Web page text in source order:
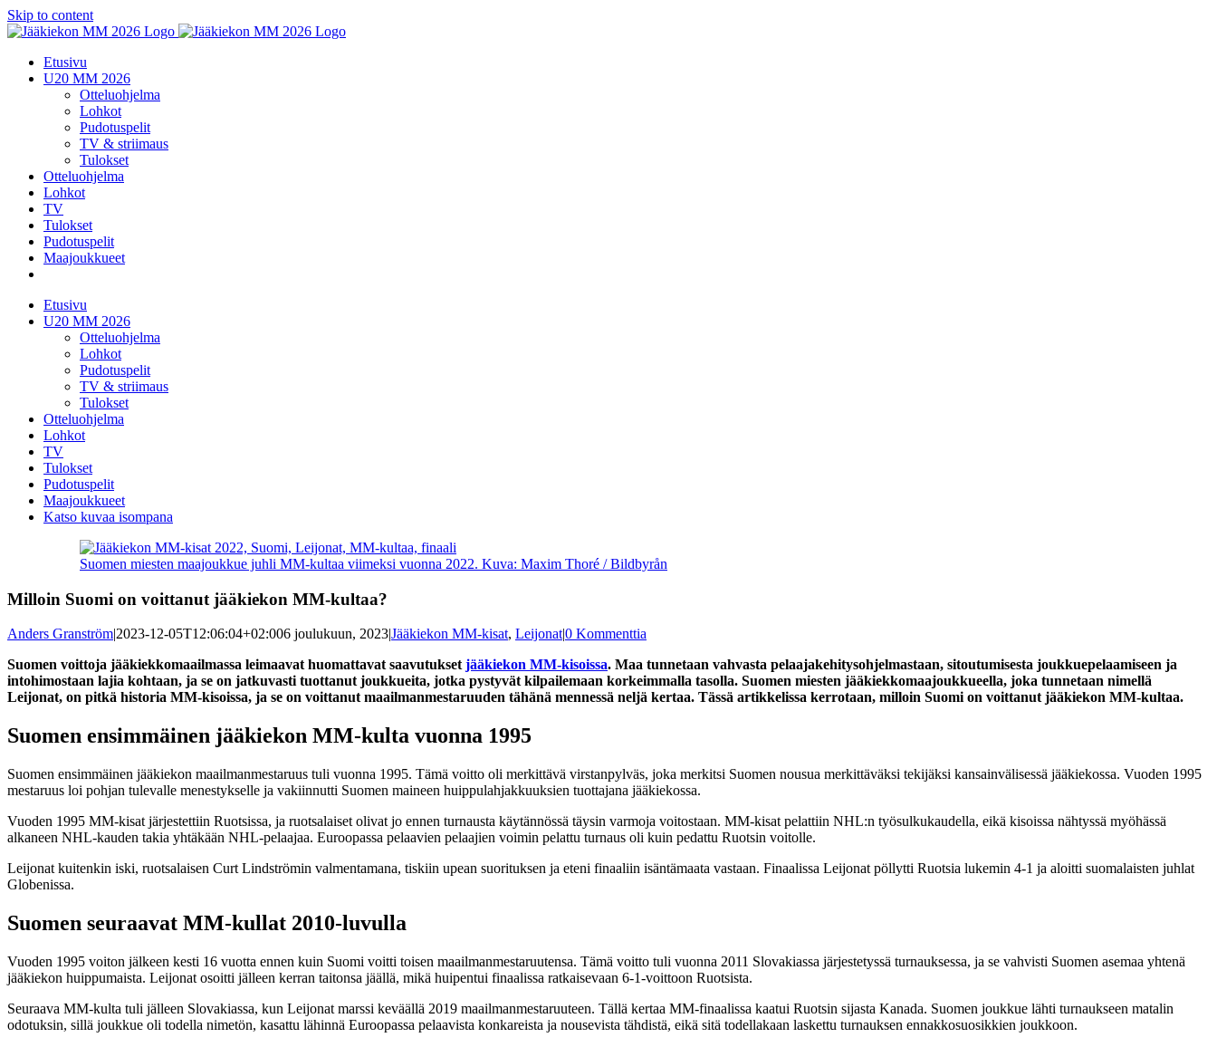
Skip to content
Etusivu
U20 MM 2026
Otteluohjelma
Lohkot
Pudotuspelit
TV & striimaus
Tulokset
Otteluohjelma
Lohkot
TV
Tulokset
Pudotuspelit
Maajoukkueet
Etusivu
U20 MM 2026
Otteluohjelma
Lohkot
Pudotuspelit
TV & striimaus
Tulokset
Otteluohjelma
Lohkot
TV
Tulokset
Pudotuspelit
Maajoukkueet
Katso kuvaa isompana
Suomen miesten maajoukkue juhli MM-kultaa viimeksi vuonna 2022. Kuva: Maxim Thoré / Bildbyrån
Milloin Suomi on voittanut jääkiekon MM-kultaa?
Anders Granström|2023-12-05T12:06:04+02:006 joulukuun, 2023|Jääkiekon MM-kisat, Leijonat|0 Kommenttia
Suomen voittoja jääkiekkomaailmassa leimaavat huomattavat saavutuksetjääkiekon MM-kisoissa. Maa tunnetaan vahvasta pelaajakehitysohjelmastaan, sitoutumisesta joukkuepelaamiseen ja
intohimostaan lajia kohtaan, ja se on jatkuvasti tuottanut joukkueita, jotka pystyvät kilpailemaan korkeimmalla tasolla. Suomen miesten jääkiekkomaajoukkueella, joka tunnetaan nimellä
Leijonat, on pitkä historia MM-kisoissa, ja se on voittanut maailmanmestaruuden tähänä mennessä neljä kertaa. Tässä artikkelissa kerrotaan, milloin Suomi on voittanut jääkiekon MM-kultaa.
Suomen ensimmäinen jääkiekon MM-kulta vuonna 1995
Suomen ensimmäinen jääkiekon maailmanmestaruus tuli vuonna 1995. Tämä voitto oli merkittävä virstanpylväs, joka merkitsi Suomen nousua merkittäväksi tekijäksi kansainvälisessä jääkiekossa. Vuoden 1995
mestaruus loi pohjan tulevalle menestykselle ja vakiinnutti Suomen maineen huippulahjakkuuksien tuottajana jääkiekossa.
Vuoden 1995 MM-kisat järjestettiin Ruotsissa, ja ruotsalaiset olivat jo ennen turnausta käytännössä täysin varmoja voitostaan. MM-kisat pelattiin NHL:n työsulkukaudella, eikä kisoissa nähtyssä myöhässä
alkaneen NHL-kauden takia yhtäkään NHL-pelaajaa. Euroopassa pelaavien pelaajien voimin pelattu turnaus oli kuin pedattu Ruotsin voitolle.
Leijonat kuitenkin iski, ruotsalaisen Curt Lindströmin valmentamana, tiskiin upean suorituksen ja eteni finaaliin isäntämaata vastaan. Finaalissa Leijonat pöllytti Ruotsia lukemin 4-1 ja aloitti suomalaisten juhlat
Globenissa.
Suomen seuraavat MM-kullat 2010-luvulla
Vuoden 1995 voiton jälkeen kesti 16 vuotta ennen kuin Suomi voitti toisen maailmanmestaruutensa. Tämä voitto tuli vuonna 2011 Slovakiassa järjestetyssä turnauksessa, ja se vahvisti Suomen asemaa yhtenä
jääkiekon huippumaista. Leijonat osoitti jälleen kerran taitonsa jäällä, mikä huipentui finaalissa ratkaisevaan 6-1-voittoon Ruotsista.
Seuraava MM-kulta tuli jälleen Slovakiassa, kun Leijonat marssi keväällä 2019 maailmanmestaruuteen. Tällä kertaa MM-finaalissa kaatui Ruotsin sijasta Kanada. Suomen joukkue lähti turnaukseen matalin
odotuksin, sillä joukkue oli todella nimetön, kasattu lähinnä Euroopassa pelaavista konkareista ja nousevista tähdistä, eikä sitä todellakaan laskettu turnauksen ennakkosuosikkien joukkoon.